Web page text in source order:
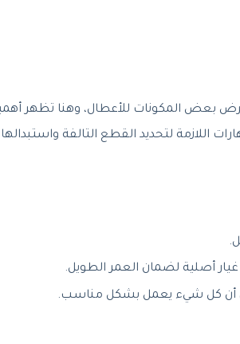
بعض المكونات للأعطال، وهنا تظهر
اللازمة لتحديد القطع التالفة
أصلية لضمان العمر الطويل.
من أن كل شيء يعمل بشكل مناسب.